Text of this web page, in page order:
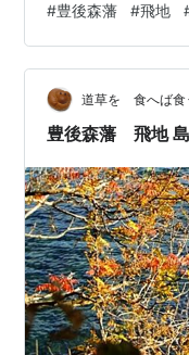
内海の 来島城？ 今
いし しまなみ海道
ル さて 終わり にし
調べました ポツン
間…
#豊後森藩 #飛地
道草を 食へば
豊後森藩 飛地